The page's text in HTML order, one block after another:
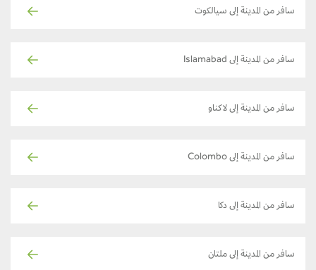
سافر من المدينة إلى سيالكوت
سافر من المدينة إلى Islamabad
سافر من المدينة إلى لاكناو
سافر من المدينة إلى Colombo
سافر من المدينة إلى دكا
سافر من المدينة إلى ملتان